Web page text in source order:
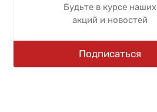
Будьте в курсе наших
акций и новостей
Подписаться